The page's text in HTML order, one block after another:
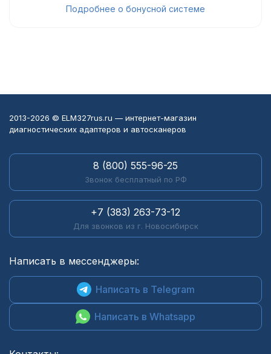
Подробнее о бонусной системе
2013-2026 © ELM327rus.ru — интернет-магазин
диагностических адаптеров и автосканеров
8 (800) 555-96-25
Звонок бесплатный по РФ
+7 (383) 263-73-12
Для звонков из г. Новосибирск
Написать в мессенджеры:
Написать в Telegram
Написать в Whatsapp